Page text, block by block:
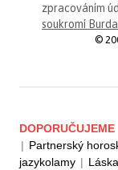
zpracováním
soukromí
©
DOPORUČUJEME
| Partnerský
jazykolamy |